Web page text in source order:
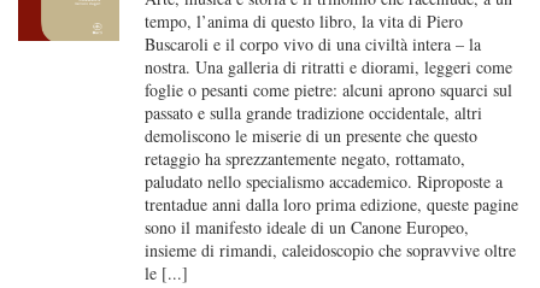
tempo, l’anima di questo libro, la vita di Piero
Buscaroli e il corpo vivo di una civiltà intera – la
nostra. Una galleria di ritratti e diorami, leggeri come
foglie o pesanti come pietre: alcuni aprono squarci sul
passato e sulla grande tradizione occidentale, altri
demoliscono le miserie di un presente che questo
retaggio ha sprezzantemente negato, rottamato,
paludato nello specialismo accademico. Riproposte a
trentadue anni dalla loro prima edizione, queste pagine
sono il manifesto ideale di un Canone Europeo,
insieme di rimandi, caleidoscopio che sopravvive oltre
le [...]